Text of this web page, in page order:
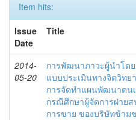
Item hits:
Issue
Date
Title
2014-
05-20
การพัฒนาภาวะผู้นำโด
แบบประเมินทางจิตวิทย
การจัดทำแผนพัฒนาตน
กรณีศึกษาผู้จัดการฝ่าย
การขาย ของบริษัทข้าม